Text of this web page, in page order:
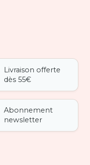
Livraison offerte
dès 55€
Abonnement
newsletter